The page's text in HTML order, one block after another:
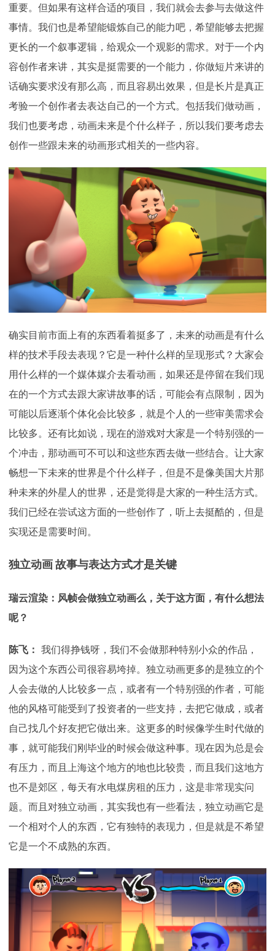
重要。但如果有这样合适的项目，我们就会去参与去做这件
事情。我们也是希望能锻炼自己的能力吧，希望能够去把握
更长的一个叙事逻辑，给观众一个观影的需求。对于一个内
容创作者来讲，其实是挺需要的一个能力，你做短片来讲的
话确实要求没有那么高，而且容易出效果，但是长片是真正
考验一个创作者去表达自己的一个方式。包括我们做动画，
我们也要考虑，动画未来是个什么样子，所以我们要考虑去
创作一些跟未来的动画形式相关的一些内容。
确实目前市面上有的东西看着挺多了，未来的动画是有什么
样的技术手段去表现？它是一种什么样的呈现形式？大家会
用什么样的一个媒体媒介去看动画，如果还是停留在我们现
在的一个方式去跟大家讲故事的话，可能会有点限制，因为
可能以后逐渐个体化会比较多，就是个人的一些审美需求会
比较多。还有比如说，现在的游戏对大家是一个特别强的一
个冲击，那动画可不可以和这些东西去做一些结合。让大家
畅想一下未来的世界是个什么样子，但是不是像美国大片那
种未来的外星人的世界，还是觉得是大家的一种生活方式。
我们已经在尝试这方面的一些创作了，听上去挺酷的，但是
实现还是需要时间。
独立动画 故事与表达方式才是关键
瑞云渲染：风帧会做独立动画么，关于这方面，有什么想法
呢？
陈飞： 我们得挣钱呀，我们不会做那种特别小众的作品，
因为这个东西公司很容易垮掉。独立动画更多的是独立的个
人会去做的人比较多一点，或者有一个特别强的作者，可能
他的风格可能受到了投资者的一些支持，去把它做成，或者
自己找几个好友把它做出来。这更多的时候像学生时代做的
事，就可能我们刚毕业的时候会做这种事。现在因为总是会
有压力，而且上海这个地方的地也比较贵，而且我们这地方
也不是郊区，每天有水电煤房租的压力，这是非常现实问
题。而且对独立动画，其实我也有一些看法，独立动画它是
一个相对个人的东西，它有独特的表现力，但是就是不希望
它是一个不成熟的东西。